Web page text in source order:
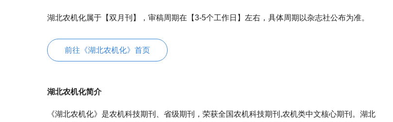
湖北农机化属于【双月刊】，审稿周期在【3-5个工作日】左右，具体周期以杂志社公布为准。
前往《湖北农机化》首页
湖北农机化简介
《湖北农机化》是农机科技期刊、省级期刊，荣获全国农机科技期刊,农机类中文核心期刊。湖北